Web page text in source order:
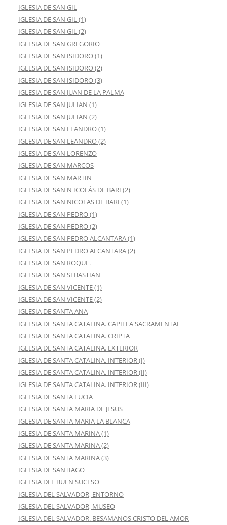
IGLESIA DE SAN GIL
IGLESIA DE SAN GIL (1)
IGLESIA DE SAN GIL (2)
IGLESIA DE SAN GREGORIO
IGLESIA DE SAN ISIDORO (1)
IGLESIA DE SAN ISIDORO (2)
IGLESIA DE SAN ISIDORO (3)
IGLESIA DE SAN JUAN DE LA PALMA
IGLESIA DE SAN JULIAN (1)
IGLESIA DE SAN JULIAN (2)
IGLESIA DE SAN LEANDRO (1)
IGLESIA DE SAN LEANDRO (2)
IGLESIA DE SAN LORENZO
IGLESIA DE SAN MARCOS
IGLESIA DE SAN MARTIN
IGLESIA DE SAN N ICOLÁS DE BARI (2)
IGLESIA DE SAN NICOLAS DE BARI (1)
IGLESIA DE SAN PEDRO (1)
IGLESIA DE SAN PEDRO (2)
IGLESIA DE SAN PEDRO ALCANTARA (1)
IGLESIA DE SAN PEDRO ALCANTARA (2)
IGLESIA DE SAN ROQUE.
IGLESIA DE SAN SEBASTIAN
IGLESIA DE SAN VICENTE (1)
IGLESIA DE SAN VICENTE (2)
IGLESIA DE SANTA ANA
IGLESIA DE SANTA CATALINA. CAPILLA SACRAMENTAL
IGLESIA DE SANTA CATALINA. CRIPTA
IGLESIA DE SANTA CATALINA. EXTERIOR
IGLESIA DE SANTA CATALINA. INTERIOR (I)
IGLESIA DE SANTA CATALINA. INTERIOR (II)
IGLESIA DE SANTA CATALINA. INTERIOR (III)
IGLESIA DE SANTA LUCIA
IGLESIA DE SANTA MARIA DE JESUS
IGLESIA DE SANTA MARIA LA BLANCA
IGLESIA DE SANTA MARINA (1)
IGLESIA DE SANTA MARINA (2)
IGLESIA DE SANTA MARINA (3)
IGLESIA DE SANTIAGO
IGLESIA DEL BUEN SUCESO
IGLESIA DEL SALVADOR, ENTORNO
IGLESIA DEL SALVADOR, MUSEO
IGLESIA DEL SALVADOR. BESAMANOS CRISTO DEL AMOR